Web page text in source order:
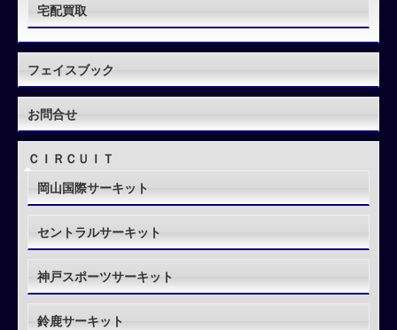
宅配買取
フェイスブック
お問合せ
ＣＩＲＣＵＩＴ
岡山国際サーキット
セントラルサーキット
神戸スポーツサーキット
鈴鹿サーキット